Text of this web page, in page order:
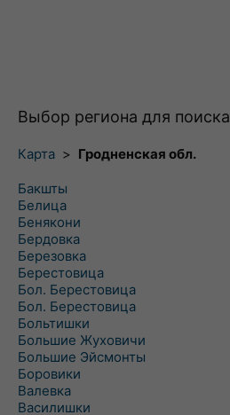
Выбор региона для поиска
Карта > Гродненская обл.
Бакшты
Белица
Бенякони
Бердовка
Березовка
Берестовица
Бол. Берестовица
Бол. Берестовица
Больтишки
Большие Жуховичи
Большие Эйсмонты
Боровики
Валевка
Василишки